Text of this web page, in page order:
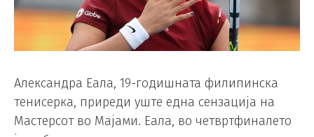
Александра Еала, 19-годишната филипинска
тенисерка, приреди уште една сензација на
Мастерсот во Мајами. Еала, во четвртфиналето